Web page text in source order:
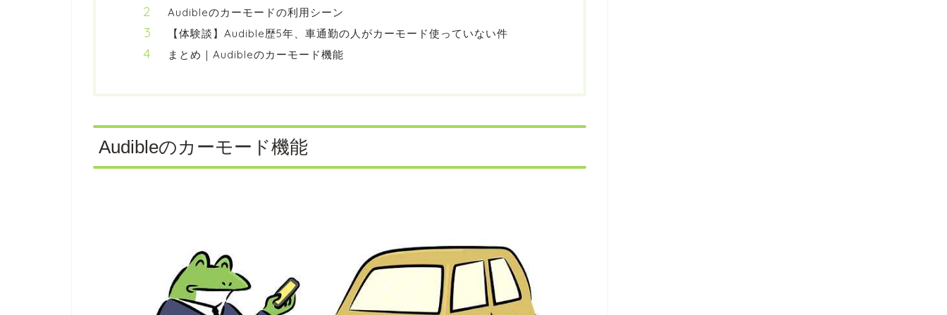
Audibleのカーモードの利用シーン
【体験談】Audible歴5年、車通勤の人がカーモード使っていない件
まとめ｜Audibleのカーモード機能
Audibleのカーモード機能